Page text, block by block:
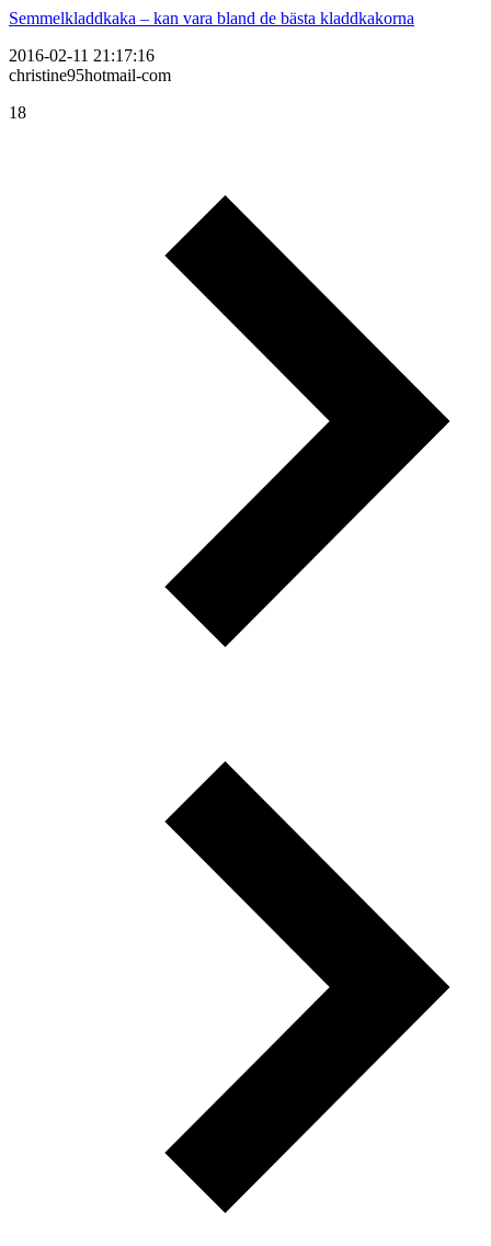
Semmelkladdkaka – kan vara bland de bästa kladdkakorna
2016-02-11 21:17:16
christine95hotmail-com
18